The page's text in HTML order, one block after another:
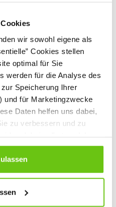
wir sowohl eigene als
Cookies stellen
optimal für Sie
werden für die Analyse des
Speicherung Ihrer
und für Marketingzwecke
Daten helfen uns dabei,
zu verbessern und zu
Sie Ihre Zustimmung,
in diesem Fall werden nur
Besuch unserer Website
die Schaltfläche unten
Abdeckband -
dunkelblau
Produktnummer:610376